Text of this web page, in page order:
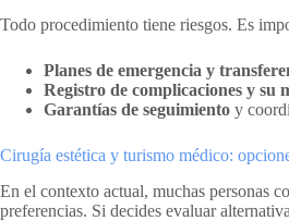
Todo procedimiento tiene riesgos. Es
Planes de emergencia y
Registro de complicaciones y su
Garantías de seguimiento y
Cirugía estética y turismo médico:
En el contexto actual, muchas personas
preferencias. Si decides evaluar